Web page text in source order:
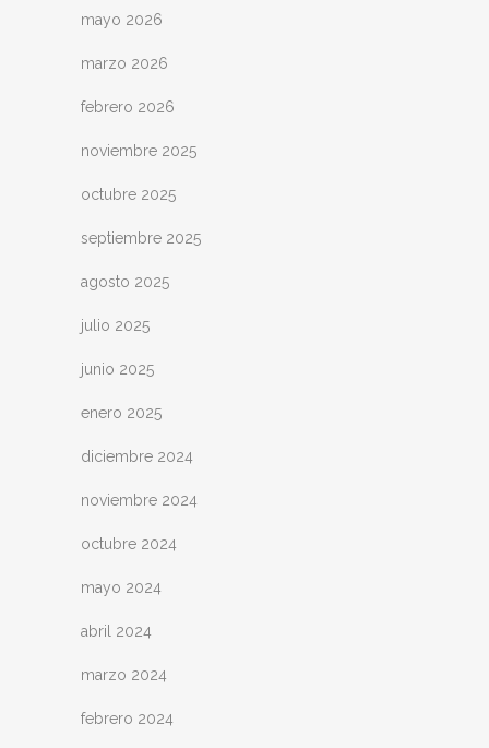
mayo 2026
marzo 2026
febrero 2026
noviembre 2025
octubre 2025
septiembre 2025
agosto 2025
julio 2025
junio 2025
enero 2025
diciembre 2024
noviembre 2024
octubre 2024
mayo 2024
abril 2024
marzo 2024
febrero 2024